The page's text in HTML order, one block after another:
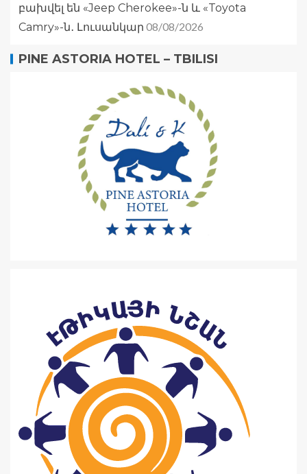
բախվել են «Jeep Cherokee»-ն և «Toyota
Camry»-ն․ Լուսանկար 08/08/2026
PINE ASTORIA HOTEL – TBILISI